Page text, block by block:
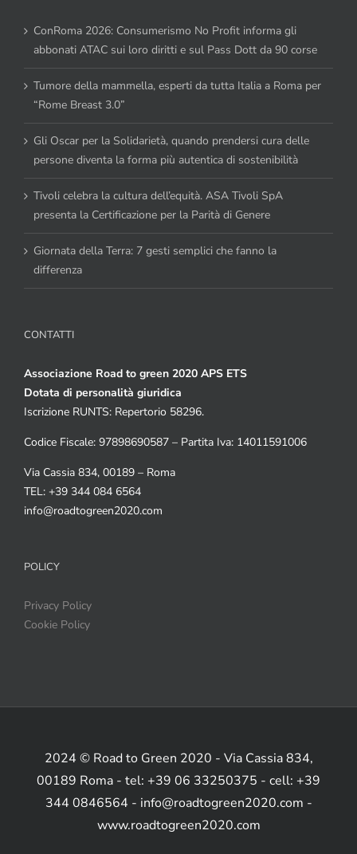
ConRoma 2026: Consumerismo No Profit informa gli
abbonati ATAC sui loro diritti e sul Pass Dott da 90 corse
Tumore della mammella, esperti da tutta Italia a Roma per
“Rome Breast 3.0”
Gli Oscar per la Solidarietà, quando prendersi cura delle
persone diventa la forma più autentica di sostenibilità
Tivoli celebra la cultura dell’equità. ASA Tivoli SpA
presenta la Certificazione per la Parità di Genere
Giornata della Terra: 7 gesti semplici che fanno la
differenza
CONTATTI
Associazione Road to green 2020 APS ETS
Dotata di personalità giuridica
Iscrizione RUNTS: Repertorio 58296.
Codice Fiscale: 97898690587 – Partita Iva: 14011591006
Via Cassia 834, 00189 – Roma
TEL: +39 344 084 6564
info@roadtogreen2020.com
POLICY
Privacy Policy
Cookie Policy
2024 © Road to Green 2020 - Via Cassia 834,
00189 Roma - tel: +39 06 33250375 - cell: +39
344 0846564 - info@roadtogreen2020.com -
www.roadtogreen2020.com